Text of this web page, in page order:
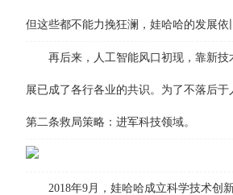
但这些都不能力挽狂澜，娃哈哈的发展依
再后来，人工智能风口初现，靠新技
展已成了各行各业的共识。为了不落后于
第二条救局策略：进军科技领域。
2018年9月，娃哈哈成立科学技术创新